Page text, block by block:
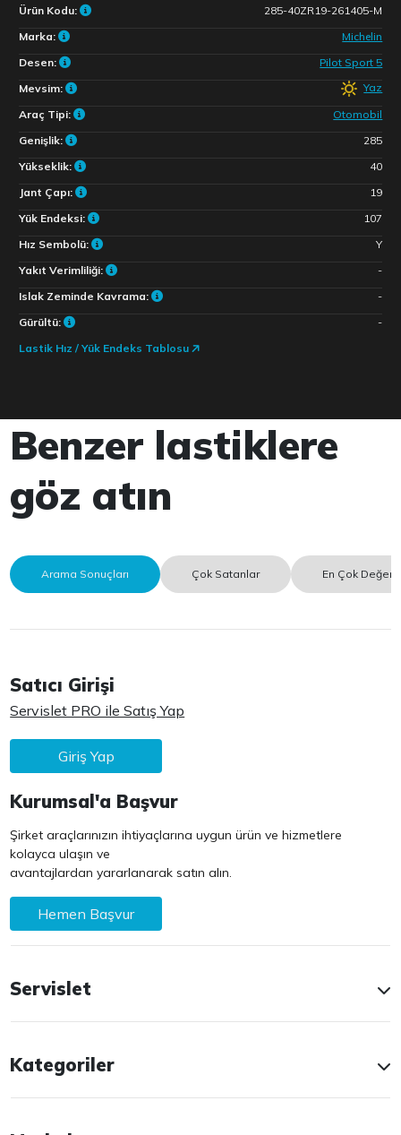
Ürün Kodu:
285-40ZR19-261405-M
Marka:
Michelin
Desen:
Pilot Sport 5
Mevsim:
Yaz
Araç Tipi:
Otomobil
Genişlik:
285
Yükseklik:
40
Jant Çapı:
19
Yük Endeksi:
107
Hız Sembolü:
Y
Yakıt Verimliliği:
-
Islak Zeminde Kavrama:
-
Gürültü:
-
Lastik Hız / Yük Endeks Tablosu
Benzer lastiklere
göz atın
Arama Sonuçları Çok Satanlar En Çok
Satıcı Girişi
Servislet PRO ile Satış Yap
Giriş Yap
Kurumsal'a Başvur
Şirket araçlarınızın ihtiyaçlarına uygun ürün ve hizmetlere
kolayca ulaşın ve
avantajlardan yararlanarak satın alın.
Hemen Başvur
Servislet
Kategoriler